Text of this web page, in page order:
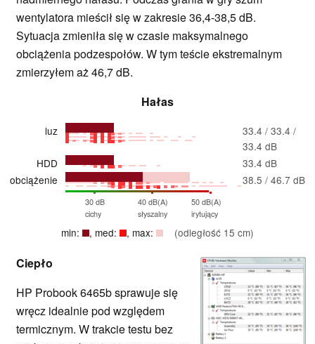
wentylatora mieścił się w zakresie 36,4-38,5 dB.
Sytuacja zmieniła się w czasie maksymalnego
obciążenia podzespołów. W tym teście ekstremalnym
zmierzyłem aż 46,7 dB.
Hałas
luz
33.4 / 33.4 /
33.4 dB
HDD
33.4 dB
obciążenie
38.5 / 46.7 dB
30 dB
cichy
40 dB(A)
słyszalny
50 dB(A)
irytujący
min: , med: , max: (odległość 15 cm)
Ciepło
HP Probook 6465b sprawuje się
wręcz idealnie pod względem
termicznym. W trakcie testu bez